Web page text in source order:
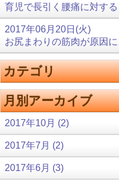
育児で長引く腰痛に対す
2017年06月20日(火)
お尻まわりの筋肉が原因
カテゴリ
月別アーカイブ
2017年10月 (2)
2017年7月 (2)
2017年6月 (3)